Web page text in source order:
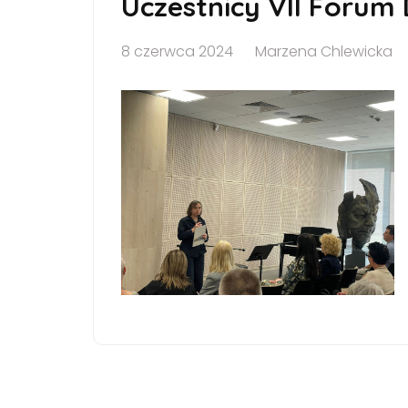
8 czerwca 2024 Marzena Chlewicka